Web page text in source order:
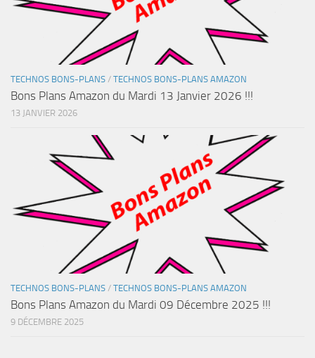
TECHNOS BONS-PLANS / TECHNOS BONS-PLANS AMAZON
Bons Plans Amazon du Mardi 13 Janvier 2026 !!!
13 JANVIER 2026
TECHNOS BONS-PLANS / TECHNOS BONS-PLANS AMAZON
Bons Plans Amazon du Mardi 09 Décembre 2025 !!!
9 DÉCEMBRE 2025